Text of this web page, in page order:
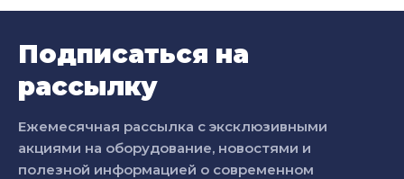
Подписаться на
рассылку
Ежемесячная рассылка с эксклюзивными
акциями на оборудование, новостями и
полезной информацией о современном